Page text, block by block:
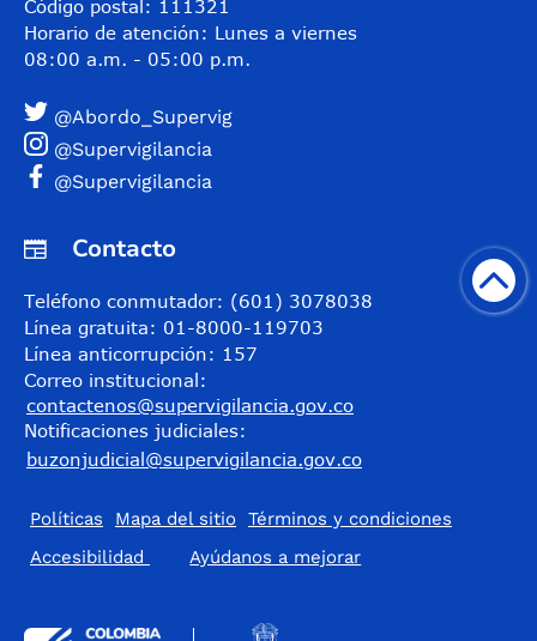
Código postal: 111321
Horario de atención: Lunes a viernes
08:00 a.m. - 05:00 p.m.
@Abordo_Supervig
@Supervigilancia
@Supervigilancia
Contacto
Teléfono conmutador: (601) 3078038
Línea gratuita: 01-8000-119703
Línea anticorrupción: 157
Correo institucional:
contactenos@supervigilancia.gov.co
Notificaciones judiciales:
buzonjudicial@supervigilancia.gov.co
Políticas Mapa del sitio
Términos y condiciones
Accesibilidad
​Ayúdanos a mejorar